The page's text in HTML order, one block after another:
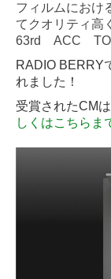
フィルムにおけ
てクオリティ高
63rd ACC
RADIO BERRY
れました！
受賞されたCM
しくはこちらま